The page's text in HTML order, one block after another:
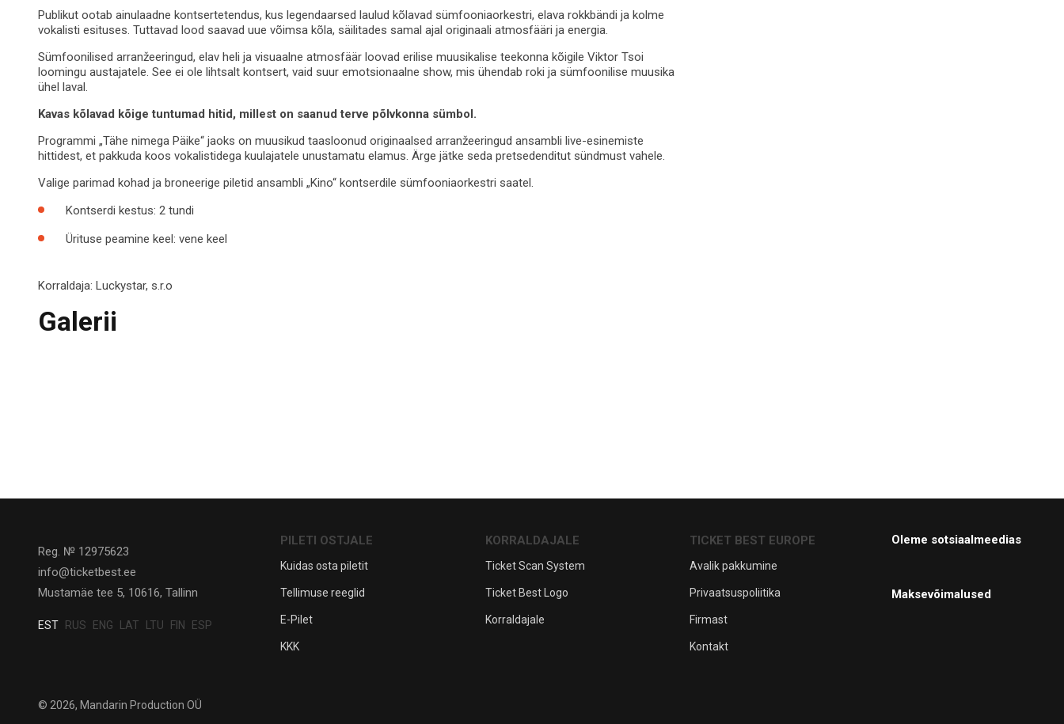
Publikut ootab ainulaadne kontsertetendus, kus legendaarsed laulud kõlavad sümfooniaorkestri, elava rokkbändi ja kolme
vokalisti esituses. Tuttavad lood saavad uue võimsa kõla, säilitades samal ajal originaali atmosfääri ja energia.
Sümfoonilised arranžeeringud, elav heli ja visuaalne atmosfäär loovad erilise muusikalise teekonna kõigile Viktor Tsoi
loomingu austajatele. See ei ole lihtsalt kontsert, vaid suur emotsionaalne show, mis ühendab roki ja sümfoonilise muusika
ühel laval.
Kavas kõlavad kõige tuntumad hitid, millest on saanud terve põlvkonna sümbol.
Programmi „Tähe nimega Päike“ jaoks on muusikud taasloonud originaalsed arranžeeringud ansambli live-esinemiste
hittidest, et pakkuda koos vokalistidega kuulajatele unustamatu elamus. Ärge jätke seda pretsedenditut sündmust vahele.
Valige parimad kohad ja broneerige piletid ansambli „Kino“ kontserdile sümfooniaorkestri saatel.
Kontserdi kestus: 2 tundi
Ürituse peamine keel: vene keel
Korraldaja: Luckystar, s.r.o
Galerii
Reg. № 12975623
info@ticketbest.ee
Mustamäe tee 5, 10616, Tallinn
EST RUS ENG LAT LTU FIN ESP
PILETI OSTJALE
Kuidas osta piletit
Tellimuse reeglid
E-Pilet
KKK
KORRALDAJALE
Ticket Scan System
Ticket Best Logo
Korraldajale
TICKET BEST EUROPE
Avalik pakkumine
Privaatsuspoliitika
Firmast
Kontakt
Oleme sotsiaalmeedias
Maksevõimalused
© 2026, Mandarin Production OÜ